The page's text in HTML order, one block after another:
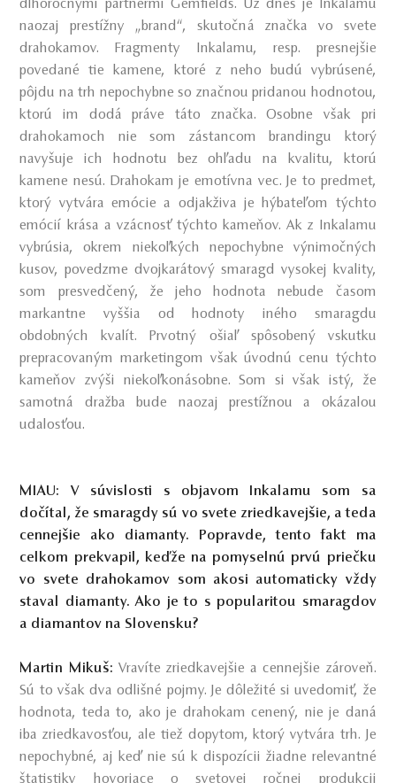
dlhoročnými partnermi Gemfields. Už dnes je Inkalamu
naozaj prestížny „brand“, skutočná značka vo svete
drahokamov. Fragmenty Inkalamu, resp. presnejšie
povedané tie kamene, ktoré z neho budú vybrúsené,
pôjdu na trh nepochybne so značnou pridanou hodnotou,
ktorú im dodá práve táto značka. Osobne však pri
drahokamoch nie som zástancom brandingu ktorý
navyšuje ich hodnotu bez ohľadu na kvalitu, ktorú
kamene nesú. Drahokam je emotívna vec. Je to predmet,
ktorý vytvára emócie a odjakživa je hýbateľom týchto
emócií krása a vzácnosť týchto kameňov. Ak z Inkalamu
vybrúsia, okrem niekoľkých nepochybne výnimočných
kusov, povedzme dvojkarátový smaragd vysokej kvality,
som presvedčený, že jeho hodnota nebude časom
markantne vyššia od hodnoty iného smaragdu
obdobných kvalít. Prvotný ošiaľ spôsobený vskutku
prepracovaným marketingom však úvodnú cenu týchto
kameňov zvýši niekoľkonásobne. Som si však istý, že
samotná dražba bude naozaj prestížnou a okázalou
udalosťou.
MIAU: V súvislosti s objavom Inkalamu som sa
dočítal, že smaragdy sú vo svete zriedkavejšie, a teda
cennejšie ako diamanty. Popravde, tento fakt ma
celkom prekvapil, keďže na pomyselnú prvú priečku
vo svete drahokamov som akosi automaticky vždy
staval diamanty. Ako je to s popularitou smaragdov
a diamantov na Slovensku?
Martin Mikuš: Vravíte zriedkavejšie a cennejšie zároveň.
Sú to však dva odlišné pojmy. Je dôležité si uvedomiť, že
hodnota, teda to, ako je drahokam cenený, nie je daná
iba zriedkavosťou, ale tiež dopytom, ktorý vytvára trh. Je
nepochybné, aj keď nie sú k dispozícii žiadne relevantné
štatistiky hovoriace o svetovej ročnej produkcii